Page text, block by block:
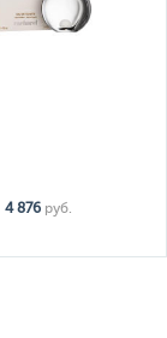
4 876 руб.